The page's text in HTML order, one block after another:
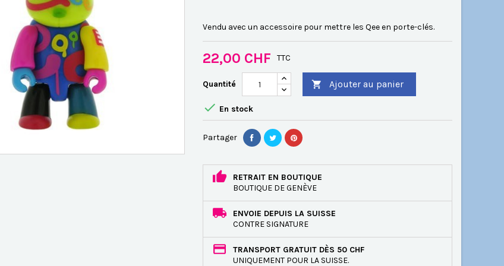
Vendu avec un accessoire pour mettre les Qee en porte-clés.
22,00 CHF TTC
Quantité  Ajouter au panier
 En stock
Partager
RETRAIT EN BOUTIQUE
BOUTIQUE DE GENÈVE
ENVOIE DEPUIS LA SUISSE
CONTRE SIGNATURE
TRANSPORT GRATUIT DÈS 50 CHF
UNIQUEMENT POUR LA SUISSE.